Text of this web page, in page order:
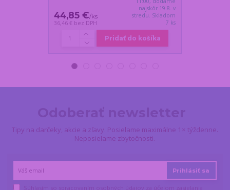
44,85 €/ks
36,46 € bez DPH
najskôr 19.8. v
stredu. Skladom
7 ks
Pridať do košíka
Tipy na darčeky, akcie a zľavy. Posielame maximálne 1× týždenne.
Neposielame zbytočnosti.
Prihlásiť sa